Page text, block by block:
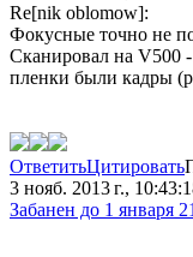
Re[nik oblomow]:
Фокусные точно не
Сканировал на V500
пленки были кадры
ОтветитьЦитировать
3 нояб. 2013 г.,
Забанен до 1 января